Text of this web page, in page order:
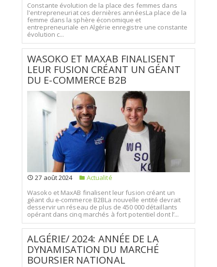
Constante évolution de la place des femmes dans
l'entrepreneuriat ces dernières annéesLa place de la
femme dans la sphère économique et
entrepreneuriale en Algérie enregistre une constante
évolution c...
WASOKO ET MAXAB FINALISENT
LEUR FUSION CRÉANT UN GÉANT
DU E-COMMERCE B2B
27 août 2024
Actualité
Wasoko et MaxAB finalisent leur fusion créant un
géant du e-commerce B2BLa nouvelle entité devrait
desservir un réseau de plus de 450 000 détaillants
opérant dans cinq marchés à fort potentiel dont l’...
ALGÉRIE/ 2024: ANNÉE DE LA
DYNAMISATION DU MARCHÉ
BOURSIER NATIONAL